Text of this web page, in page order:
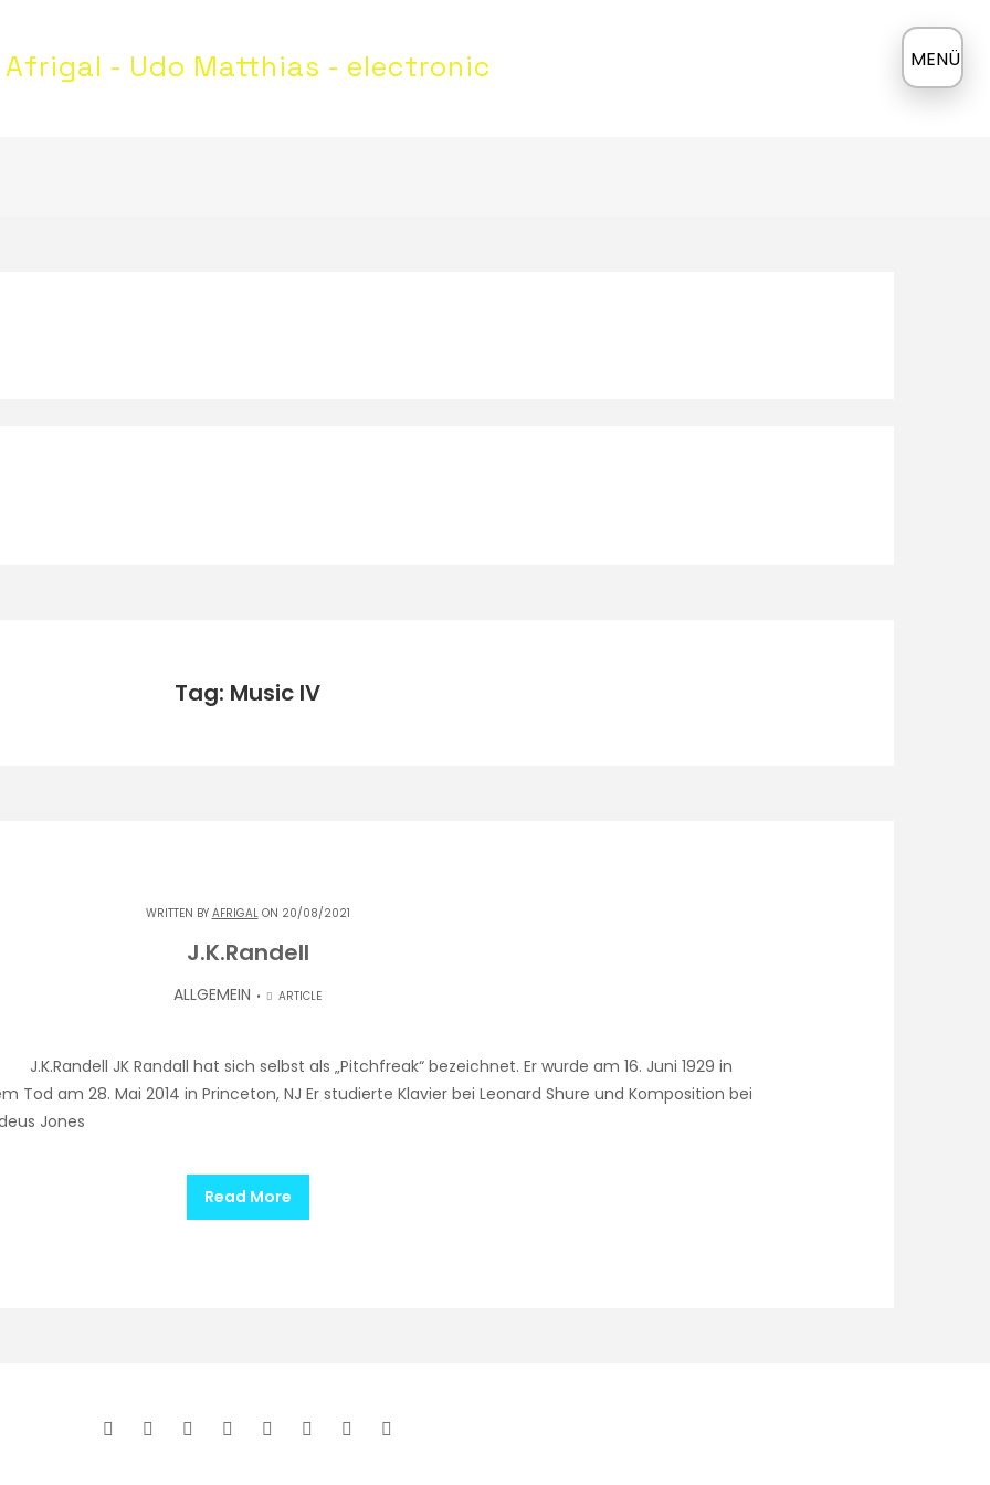
Afrigal - Udo Matthias - electronic ≡
Tag: Music IV
WRITTEN BY AFRIGALON 20/08/2021
J.K.Randell
ALLGEMEIN ARTICLE
JK Randall hat sich selbst als „Pitchfreak“ bezeichnet. Er wurde am 16. Juni 1929 in
Tod am 28. Mai 2014 in Princeton, NJ Er studierte Klavier bei Leonard Shure und Komposition bei
Jones
Read More
MENÜ